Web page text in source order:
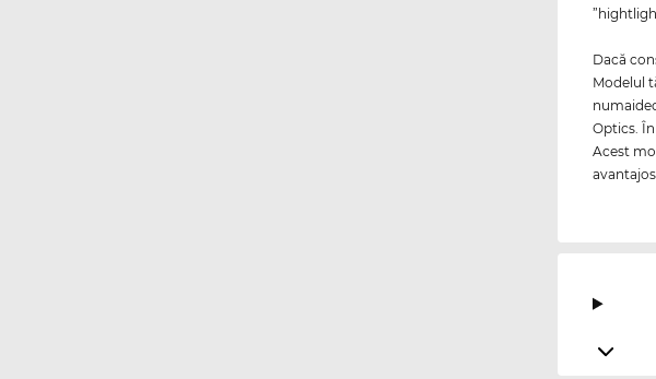
Dacă
Modelul
Optics.
Acest